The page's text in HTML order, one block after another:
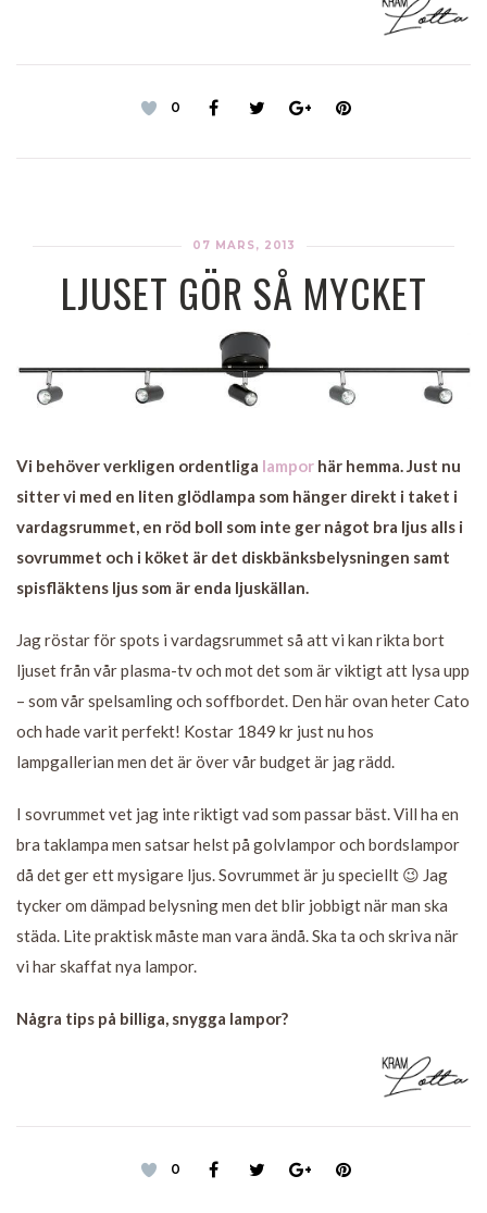
0
07 MARS, 2013
LJUSET GÖR SÅ MYCKET
Vi behöver verkligen ordentliga lampor här hemma. Just nu
sitter vi med en liten glödlampa som hänger direkt i taket i
vardagsrummet, en röd boll som inte ger något bra ljus alls i
sovrummet och i köket är det diskbänksbelysningen samt
spisfläktens ljus som är enda ljuskällan.
Jag röstar för spots i vardagsrummet så att vi kan rikta bort
ljuset från vår plasma-tv och mot det som är viktigt att lysa upp
– som vår spelsamling och soffbordet. Den här ovan heter Cato
och hade varit perfekt! Kostar 1849 kr just nu hos
lampgallerian men det är över vår budget är jag rädd.
I sovrummet vet jag inte riktigt vad som passar bäst. Vill ha en
bra taklampa men satsar helst på golvlampor och bordslampor
då det ger ett mysigare ljus. Sovrummet är ju speciellt 😉 Jag
tycker om dämpad belysning men det blir jobbigt när man ska
städa. Lite praktisk måste man vara ändå. Ska ta och skriva när
vi har skaffat nya lampor.
Några tips på billiga, snygga lampor?
0